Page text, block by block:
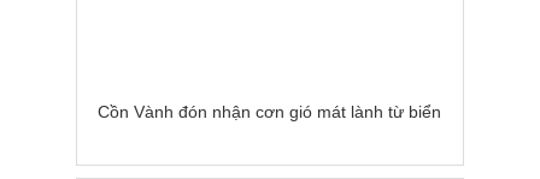
Cồn Vành đón nhận cơn gió mát lành từ biển